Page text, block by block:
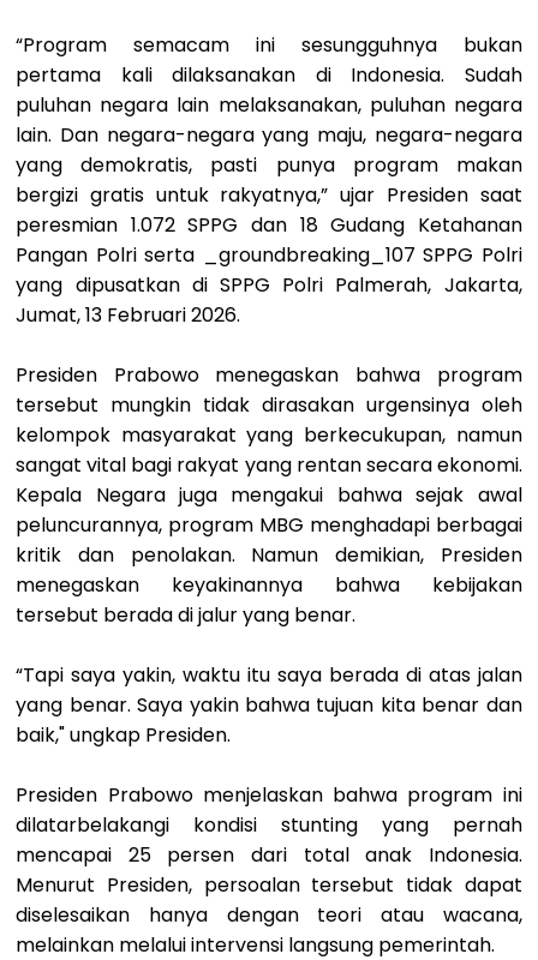
“Program semacam ini sesungguhnya bukan
pertama kali dilaksanakan di Indonesia. Sudah
puluhan negara lain melaksanakan, puluhan negara
lain. Dan negara-negara yang maju, negara-negara
yang demokratis, pasti punya program makan
bergizi gratis untuk rakyatnya,” ujar Presiden saat
peresmian 1.072 SPPG dan 18 Gudang Ketahanan
Pangan Polri serta _groundbreaking_107 SPPG Polri
yang dipusatkan di SPPG Polri Palmerah, Jakarta,
Jumat, 13 Februari 2026.
Presiden Prabowo menegaskan bahwa program
tersebut mungkin tidak dirasakan urgensinya oleh
kelompok masyarakat yang berkecukupan, namun
sangat vital bagi rakyat yang rentan secara ekonomi.
Kepala Negara juga mengakui bahwa sejak awal
peluncurannya, program MBG menghadapi berbagai
kritik dan penolakan. Namun demikian, Presiden
menegaskan keyakinannya bahwa kebijakan
tersebut berada di jalur yang benar.
“Tapi saya yakin, waktu itu saya berada di atas jalan
yang benar. Saya yakin bahwa tujuan kita benar dan
baik," ungkap Presiden.
Presiden Prabowo menjelaskan bahwa program ini
dilatarbelakangi kondisi stunting yang pernah
mencapai 25 persen dari total anak Indonesia.
Menurut Presiden, persoalan tersebut tidak dapat
diselesaikan hanya dengan teori atau wacana,
melainkan melalui intervensi langsung pemerintah.